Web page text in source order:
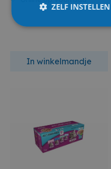
In winkelmandje
ZELF INSTELLEN